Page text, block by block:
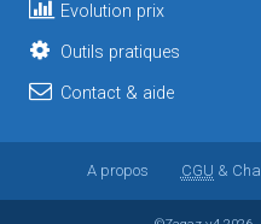
Evolution prix
Outils pratiques
Contact & aide
A propos CGU &